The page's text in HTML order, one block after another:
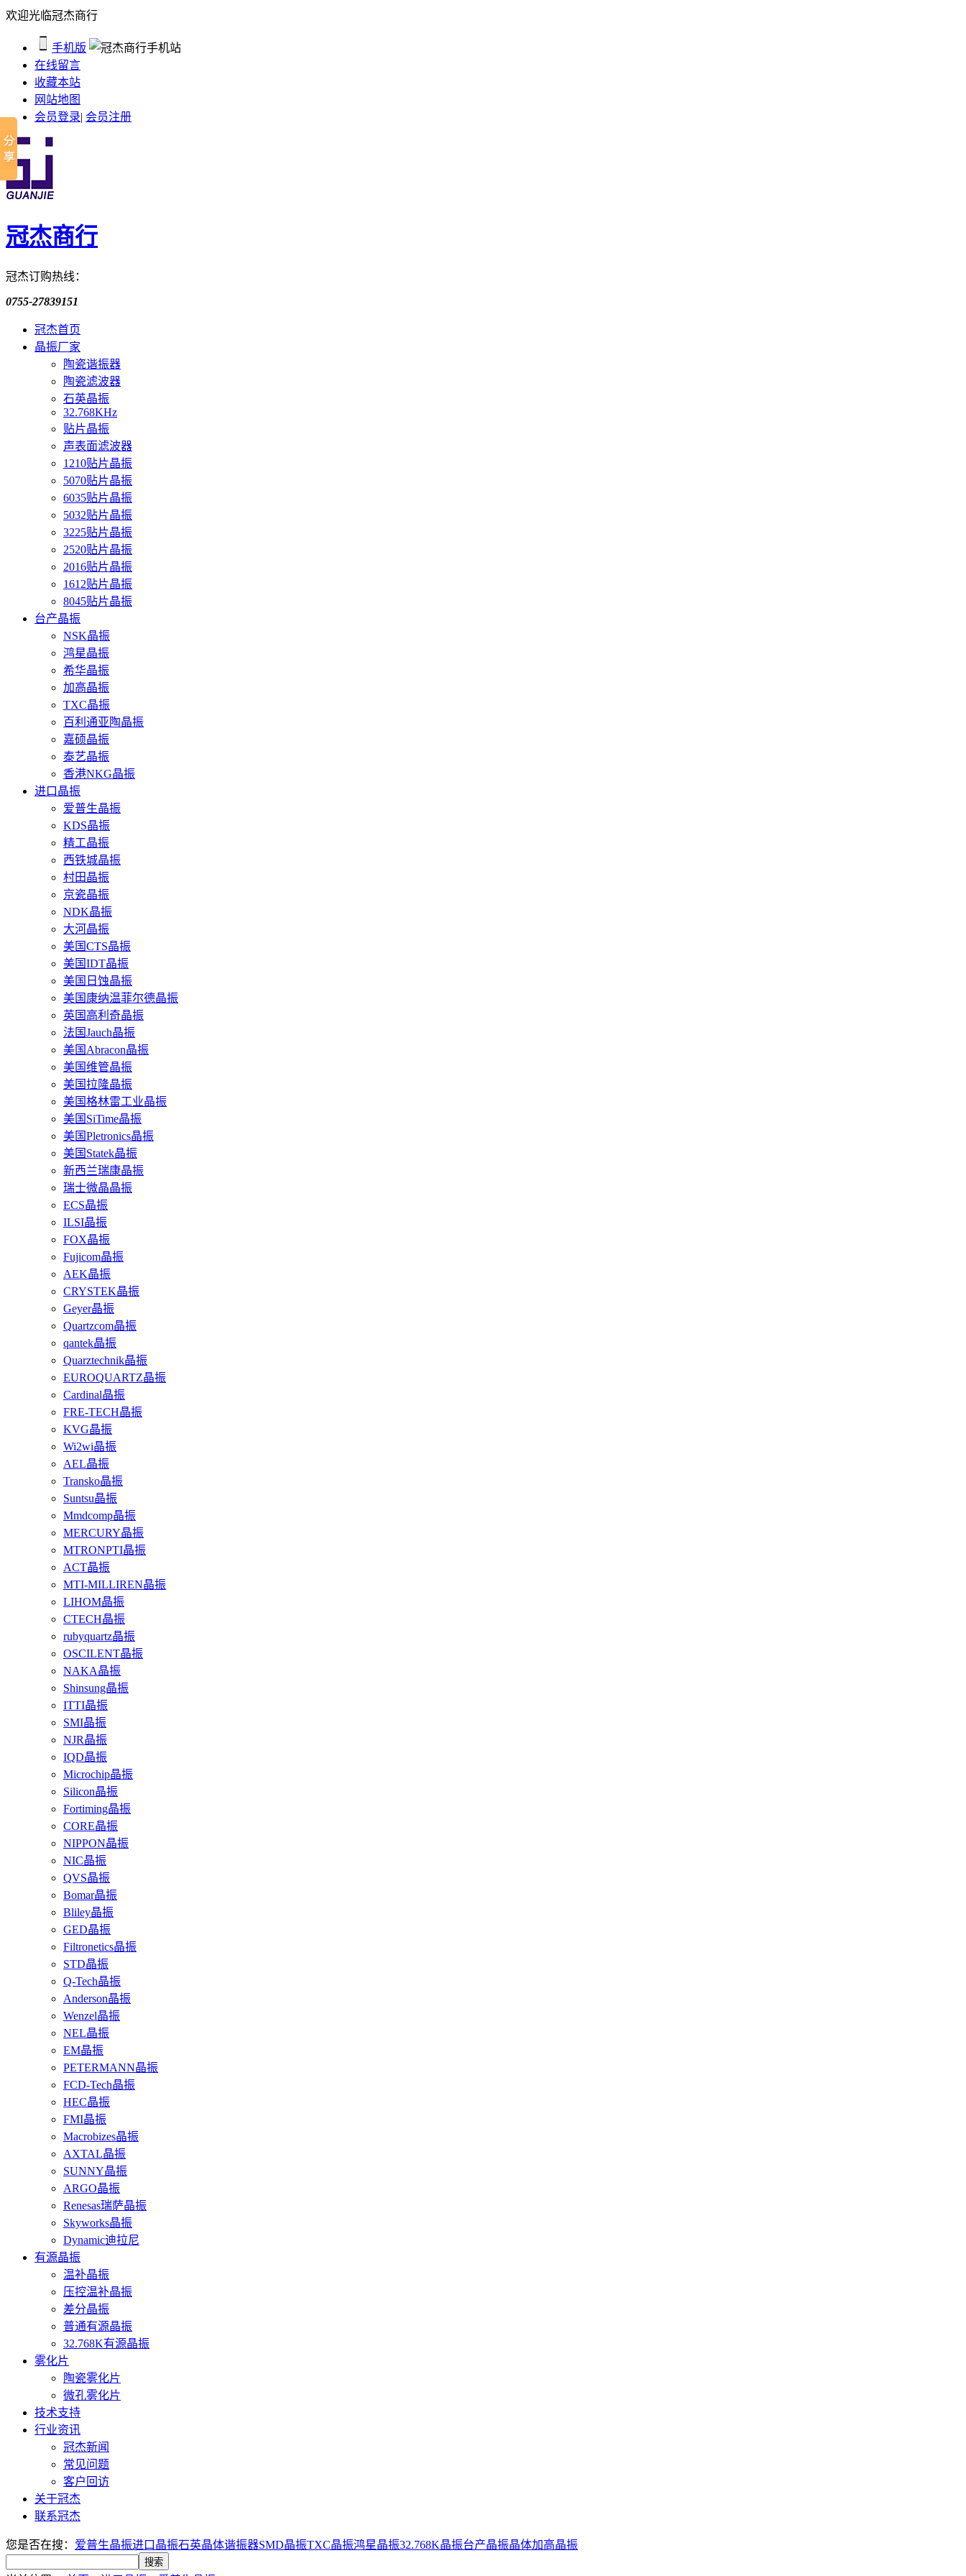
欢迎光临冠杰商行
手机版
在线留言
收藏本站
网站地图
会员登录| 会员注册
冠杰商行
冠杰订购热线：
0755-27839151
冠杰首页
晶振厂家
陶瓷谐振器
陶瓷滤波器
石英晶振
32.768KHz
贴片晶振
声表面滤波器
1210贴片晶振
5070贴片晶振
6035贴片晶振
5032贴片晶振
3225贴片晶振
2520贴片晶振
2016贴片晶振
1612贴片晶振
8045贴片晶振
台产晶振
NSK晶振
鸿星晶振
希华晶振
加高晶振
TXC晶振
百利通亚陶晶振
嘉硕晶振
泰艺晶振
香港NKG晶振
进口晶振
爱普生晶振
KDS晶振
精工晶振
西铁城晶振
村田晶振
京瓷晶振
NDK晶振
大河晶振
美国CTS晶振
美国IDT晶振
美国日蚀晶振
美国康纳温菲尔德晶振
英国高利奇晶振
法国Jauch晶振
美国Abracon晶振
美国维管晶振
美国拉隆晶振
美国格林雷工业晶振
美国SiTime晶振
美国Pletronics晶振
美国Statek晶振
新西兰瑞康晶振
瑞士微晶晶振
ECS晶振
ILSI晶振
FOX晶振
Fujicom晶振
AEK晶振
CRYSTEK晶振
Geyer晶振
Quartzcom晶振
qantek晶振
Quarztechnik晶振
EUROQUARTZ晶振
Cardinal晶振
FRE-TECH晶振
KVG晶振
Wi2wi晶振
AEL晶振
Transko晶振
Suntsu晶振
Mmdcomp晶振
MERCURY晶振
MTRONPTI晶振
ACT晶振
MTI-MILLIREN晶振
LIHOM晶振
CTECH晶振
rubyquartz晶振
OSCILENT晶振
NAKA晶振
Shinsung晶振
ITTI晶振
SMI晶振
NJR晶振
IQD晶振
Microchip晶振
Silicon晶振
Fortiming晶振
CORE晶振
NIPPON晶振
NIC晶振
QVS晶振
Bomar晶振
Bliley晶振
GED晶振
Filtronetics晶振
STD晶振
Q-Tech晶振
Anderson晶振
Wenzel晶振
NEL晶振
EM晶振
PETERMANN晶振
FCD-Tech晶振
HEC晶振
FMI晶振
Macrobizes晶振
AXTAL晶振
SUNNY晶振
ARGO晶振
Renesas瑞萨晶振
Skyworks晶振
Dynamic迪拉尼
有源晶振
温补晶振
压控温补晶振
差分晶振
普通有源晶振
32.768K有源晶振
雾化片
陶瓷雾化片
微孔雾化片
技术支持
行业资讯
冠杰新闻
常见问题
客户回访
关于冠杰
联系冠杰
您是否在搜： 爱普生晶振进口晶振石英晶体谐振器SMD晶振TXC晶振鸿星晶振32.768K晶振台产晶振晶体加高晶振